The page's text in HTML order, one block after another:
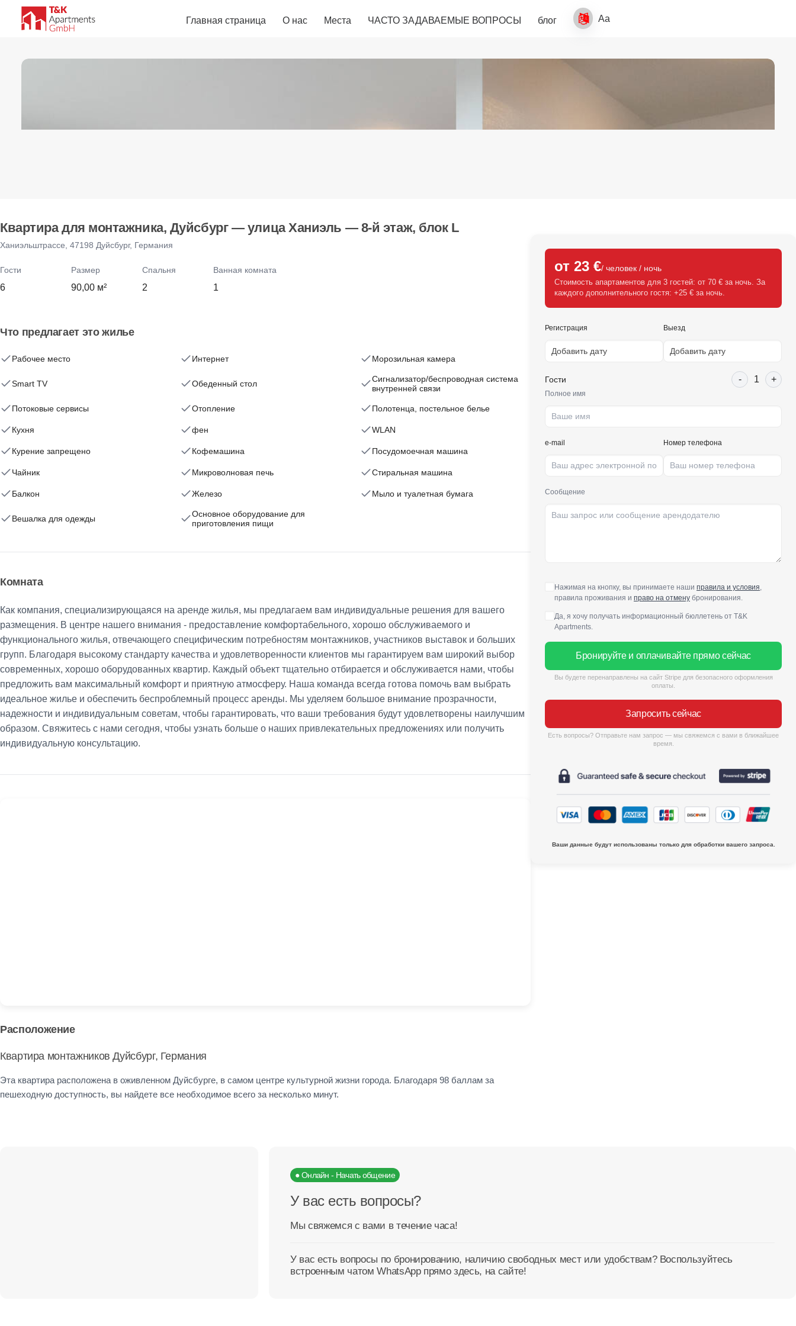
Главная страница О нас Места ЧАСТО ЗАДАВАЕМЫЕ ВОПРОСЫ блог Aa
Квартира для монтажника, Дуйсбург — улица Ханиэль — 8-й этаж, блок L
Ханиэльштрассе, 47198 Дуйсбург, Германия
Гости
6
Размер
90,00 м²
Спальня
2
Ванная комната
1
Что предлагает это жилье
Рабочее место Интернет Морозильная камера
Smart TV Обеденный стол
Сигнализатор/беспроводная система
внутренней связи
Потоковые сервисы Отопление Полотенца, постельное белье
Кухня фен WLAN
Курение запрещено Кофемашина Посудомоечная машина
Чайник Микроволновая печь Стиральная машина
Балкон Железо Мыло и туалетная бумага
Вешалка для одежды
Основное оборудование для
приготовления пищи
Комната
Как компания, специализирующаяся на аренде жилья, мы предлагаем вам индивидуальные решения для вашего
размещения. В центре нашего внимания - предоставление комфортабельного, хорошо обслуживаемого и
функционального жилья, отвечающего специфическим потребностям монтажников, участников выставок и больших
групп. Благодаря высокому стандарту качества и удовлетворенности клиентов мы гарантируем вам широкий выбор
современных, хорошо оборудованных квартир. Каждый объект тщательно отбирается и обслуживается нами, чтобы
предложить вам максимальный комфорт и приятную атмосферу. Наша команда всегда готова помочь вам выбрать
идеальное жилье и обеспечить беспроблемный процесс аренды. Мы уделяем большое внимание прозрачности,
надежности и индивидуальным советам, чтобы гарантировать, что ваши требования будут удовлетворены наилучшим
образом. Свяжитесь с нами сегодня, чтобы узнать больше о наших привлекательных предложениях или получить
индивидуальную консультацию.
Расположение
Квартира монтажников Дуйсбург, Германия
Эта квартира расположена в оживленном Дуйсбурге, в самом центре культурной жизни города. Благодаря 98 баллам за
пешеходную доступность, вы найдете все необходимое всего за несколько минут.
от 23 €/ человек / ночь
Стоимость апартаментов для 3 гостей: от 70 € за ночь. За
каждого дополнительного гостя: +25 € за ночь.
Регистрация Выезд
Гости - 1 +
Полное имя
e-mail Номер телефона
Сообщение
Нажимая на кнопку, вы принимаете наши правила и условия,
правила проживания и право на отмену бронирования.
Да, я хочу получать информационный бюллетень от T&K
Apartments.
Бронируйте и оплачивайте прямо сейчас
Вы будете перенаправлены на сайт Stripe для безопасного оформления
оплаты.
Запросить сейчас
Есть вопросы? Отправьте нам запрос — мы свяжемся с вами в ближайшее
время.
Ваши данные будут использованы только для обработки вашего запроса.
● Онлайн - Начать общение
У вас есть вопросы?
Мы свяжемся с вами в течение часа!
У вас есть вопросы по бронированию, наличию свободных мест или удобствам? Воспользуйтесь
встроенным чатом WhatsApp прямо здесь, на сайте!